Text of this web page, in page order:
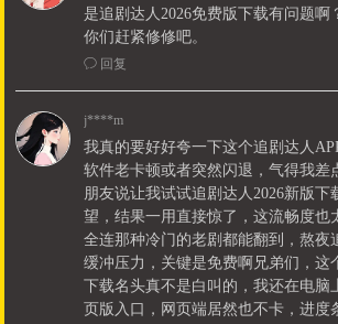
是追剧达人2026免费版下载有问题啊
你们赶紧修修吧。
ꂖ 回复
j****m
我真的要好好夸一下这个追剧达人
软件老卡顿或者突然闪退，气得我差
朋友说让我试试追剧达人2026新版下
望，结果一用直接惊了，这流畅度也
全连那种冷门的老剧都能翻到，熬夜
缓冲压力，关键是免费啊兄弟们，这
下载名头真不是白叫的，我还在电脑
页版入口，网页端居然也不卡，进度